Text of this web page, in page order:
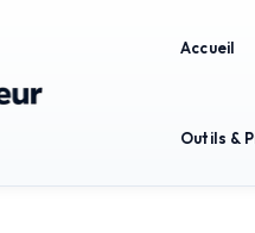
Accueil
Outils &